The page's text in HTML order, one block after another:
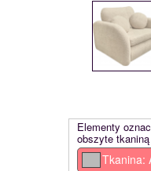
Elementy
obszyte
Tkanina: